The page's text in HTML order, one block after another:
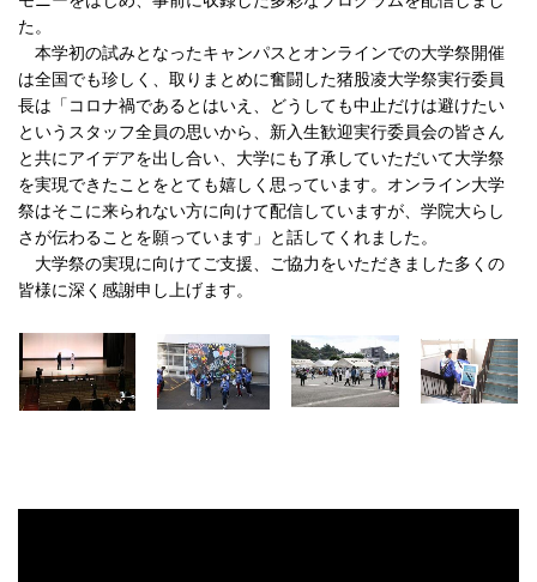
た。
本学初の試みとなったキャンパスとオンラインでの大学祭開催
は全国でも珍しく、取りまとめに奮闘した猪股凌大学祭実行委員
長は「コロナ禍であるとはいえ、どうしても中止だけは避けたい
というスタッフ全員の思いから、新入生歓迎実行委員会の皆さん
と共にアイデアを出し合い、大学にも了承していただいて大学祭
を実現できたことをとても嬉しく思っています。オンライン大学
祭はそこに来られない方に向けて配信していますが、学院大らし
さが伝わることを願っています」と話してくれました。
大学祭の実現に向けてご支援、ご協力をいただきました多くの
皆様に深く感謝申し上げます。